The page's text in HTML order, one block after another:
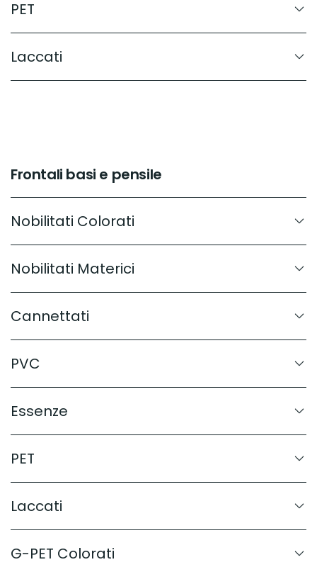
PET
Laccati
Frontali basi e pensile
Nobilitati Colorati
Nobilitati Materici
Cannettati
PVC
Essenze
PET
Laccati
G-PET Colorati